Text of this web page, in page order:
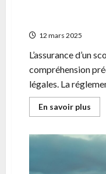
12 mars 2025
L’assurance d’un
compréhension
légales. La
En savoir plus